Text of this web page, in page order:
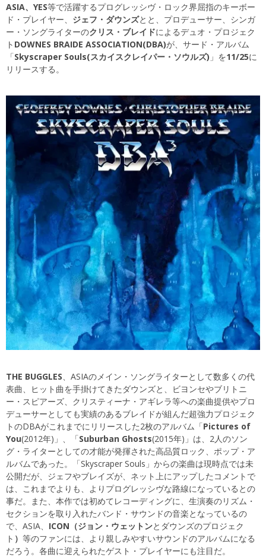
ASIA、YES等で活躍するプログレッシヴ・ロック界屈指のキーボー
ド・プレイヤー、 ジェフ・ダウンズとと、プロデューサー、シンガ
ー・ソングライターのクリス・ブレイドによるデュオ・プロジェク
ト DOWNES BRAIDE ASSOCIATION(DBA)が、サード・アルバム
「Skyscraper Souls(スカイスクレイパー・ソウルズ) 」を11/25に
リリースする。
THE BUGGLES、ASIAのメイン・ソングライターとして数多くの代
表曲、ヒット曲を手掛けてきたダウンズと、ビヨンセやブリトニ
ー・スピアーズ、クリスティーナ・アギレラ等への楽曲提供やプロ
デューサーとしても実績のあるブレイドが組んだ超強力プロジェク
トのDBAがこれまでにリリースした2枚のアルバム「Pictures of
You(2012年)」、「Suburban Ghosts(2015年)」は、2人のソン
グ・ライターとしての才能が発揮された高品質ロック、ポップ・ア
ルバムであった。「Skyscraper Souls」からの楽曲は現時点では未
公開だが、ジェフやブレイズが、ネット上にアップしたコメントで
は、これまでよりも、よりプログレッシヴな路線になっているとの
事だ。また、本作では初めてレコーディングに、生演奏のリズム・
セクションを取り入れたバンド・サウンドの音楽となっているの
で、ASIA、 ICON（ジョン・ウェットンとダウンズのプロジェク
ト ） 等のファンには、より親しみやすいサウンドのアルバムになる
だろう。各曲に迎えられたゲスト・プレイヤーにも注目だ。